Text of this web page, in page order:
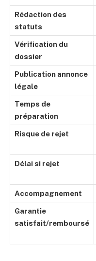
Rédaction des
statuts
Vérification du
dossier
Publication annonce
légale
Temps de
préparation
Risque de rejet
Délai si rejet
Accompagnement
Garantie
satisfait/remboursé